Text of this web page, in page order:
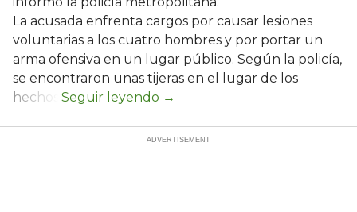
La acusada enfrenta cargos por causar lesiones
voluntarias a los cuatro hombres y por portar un
arma ofensiva en un lugar público. Según la policía,
se encontraron unas tijeras en el lugar de los
hechos.